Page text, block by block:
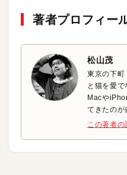
著者プロフィー
松山茂
東京の下町
と猫を愛で
Macや
てきたのが
この著者の